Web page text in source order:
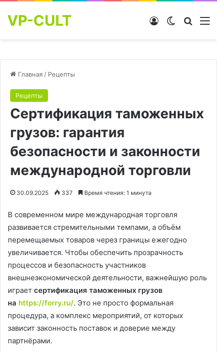
VP-CULT Switch skin
Войти
Главная / Рецепты
Рецепты
Сертификация таможенных
грузов: гарантия
безопасности и законности
международной торговли
30.09.2025 337 Время чтения: 1 минута
В современном мире международная торговля
развивается стремительными темпами, а объём
перемещаемых товаров через границы ежегодно
увеличивается. Чтобы обеспечить прозрачность
процессов и безопасность участников
внешнеэкономической деятельности, важнейшую роль
играет сертификация таможенных грузов
на https://forry.ru/. Это не просто формальная
процедура, а комплекс мероприятий, от которых
зависит законность поставок и доверие между
партнёрами.